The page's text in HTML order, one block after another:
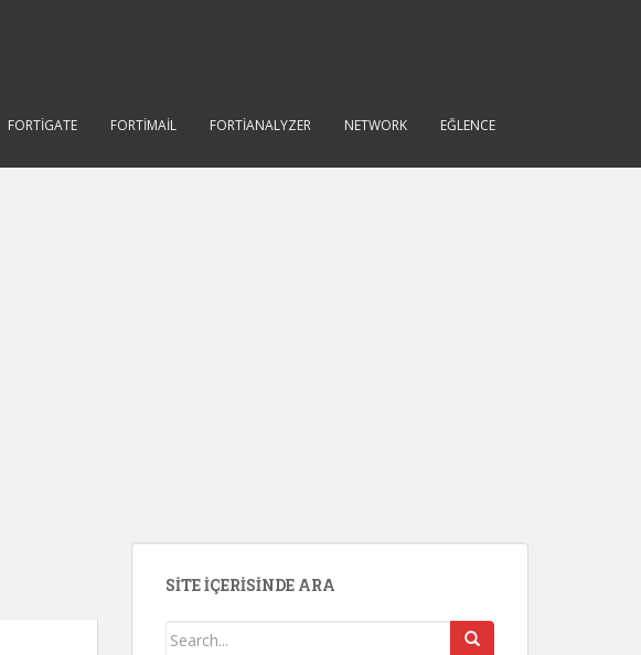
FORTIGATE FORTIMAIL FORTIANALYZER NETWORK EĞLENCE
SITE İÇERISINDE ARA